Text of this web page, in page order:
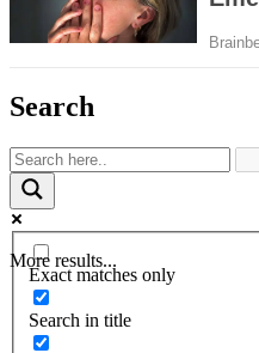
Search
More results...
Exact matches only
Search in title